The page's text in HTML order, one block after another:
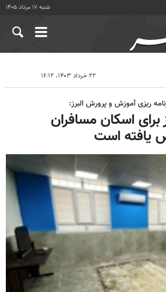
شنبه ۱۷ مرداد ۱۴۰۵
۲۲ خرداد ۱۴۰۳، ۱۶:۱۲
ریزی آموزش و پرورش البرز:
برای اسکان مسافران
یافته است